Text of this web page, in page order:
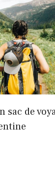
sac de